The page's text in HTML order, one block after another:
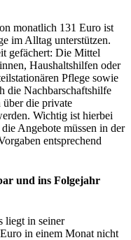
monatlich 131 Euro ist
im Alltag unterstützen.
gefächert: Die Mittel
Haushaltshilfen oder
Pflege sowie
die Nachbarschaftshilfe
über die private
Wichtig ist hierbei
Angebote müssen in der
entsprechend
und ins Folgejahr
liegt in seiner
in einem Monat nicht